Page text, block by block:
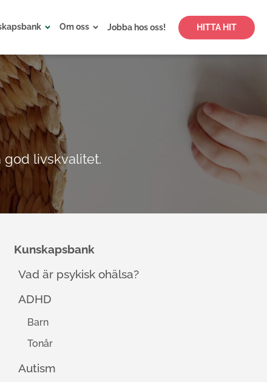
Om oss Jobba hos oss! HITTA HIT
god livskvalitet.
Kunskapsbank
Vad är psykisk ohälsa?
ADHD
Barn
Tonår
Autism